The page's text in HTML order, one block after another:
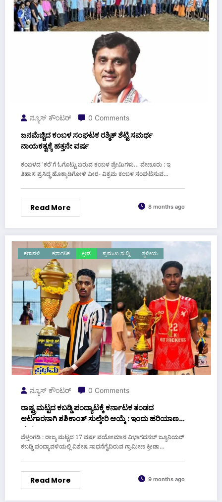
ನ್ಯೂಸ್ ಕೌಂಟರ್ 0 Comments
ಜನಮೆಚ್ಚಿದ ಕಂಬಳ ಸಂಘಟಕ ರಶ್ಮಿತ್ ಶೆಟ್ಟಿ ಸಮರ್ಥ
ನಾಯಕತ್ವಕ್ಕೆ ಹತ್ತನೇ ವರ್ಷ
ಕಂಬಳದ 'ಕರೆ'ಗೆ ಓಗೊಟ್ಟು ಬರುವ ಕಂಬಳ ಪ್ರೇಮಿಗಳು… ವೇಣೂರು : ಇ
ತಿಹಾಸ ಪ್ರಸಿದ್ಧ ಹೊಕ್ಕಾಡಿಗೋಳಿ ವೀರ- ವಿಕ್ರಮ ಕಂಬಳ ಸಂಘಟಿಸುವ…
Read More 8 months ago
ಕರಾವಳಿ ಕರ್ನಾಟಕ ಕ್ರೀಡೆ ಪ್ರಮುಖ ಸುದ್ದಿ ಸ್ಥಳೀಯ
ನ್ಯೂಸ್ ಕೌಂಟರ್ 0 Comments
ರಾಷ್ಟ್ರಮಟ್ಟದ ಕಬಡ್ಡಿ ಪಂದ್ಯಾಟಕ್ಕೆ ಕರ್ನಾಟಕ ತಂಡದ
ಆಟಗಾರನಾಗಿ ಶಶಿಕಾಂತ್ ಸುಲ್ಕೇರಿ ಆಯ್ಕೆ : ಇಂದು ಹರಿಯಾಣಕ್ಕೆ
ಪ್ರಯಾಣ
ಬೆಳ್ತಂಗಡಿ : ರಾಜ್ಯ ಮಟ್ಟದ 17 ವರ್ಷ ವಯೋಮಾನ ವಿಭಾಗದಸಬ್ ಜ್ಯೂನಿಯರ್
ಕಬಡ್ಡಿ ಪಂದ್ಯಾವಳಿಯಲ್ಲಿ ವಿಶೇಷ ಸಾಧನೆಗೈದಿರುವ ಗ್ರಾಮೀಣ ಕ್ರೀಡಾ…
Read More 9 months ago